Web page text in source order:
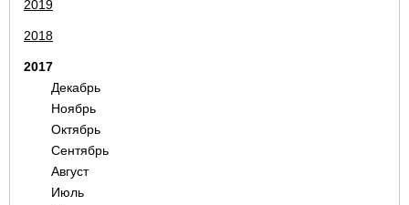
2019
2018
2017
Декабрь
Ноябрь
Октябрь
Сентябрь
Август
Июль